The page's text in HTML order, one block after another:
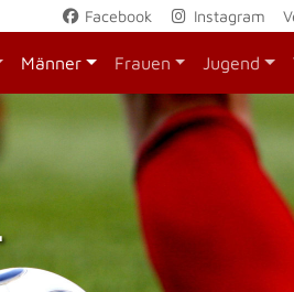
Facebook Instagram
Männer Frauen Jugend